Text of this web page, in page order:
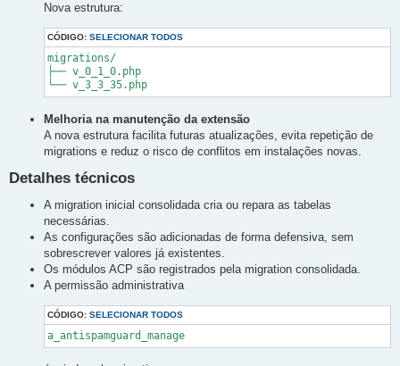
Nova estrutura:
CÓDIGO: SELECIONAR TODOS
migrations/
├── v_0_1_0.php
└── v_3_3_35.php
Melhoria na manutenção da extensão
A nova estrutura facilita futuras atualizações, evita repetição de
migrations e reduz o risco de conflitos em instalações novas.
Detalhes técnicos
A migration inicial consolidada cria ou repara as tabelas
necessárias.
As configurações são adicionadas de forma defensiva, sem
sobrescrever valores já existentes.
Os módulos ACP são registrados pela migration consolidada.
A permissão administrativa
CÓDIGO: SELECIONAR TODOS
a_antispamguard_manage